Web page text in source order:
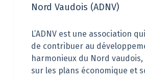
Nord Vaudois (ADNV)
L’ADNV est une association
de contribuer au
harmonieux du Nord
sur les plans économique et